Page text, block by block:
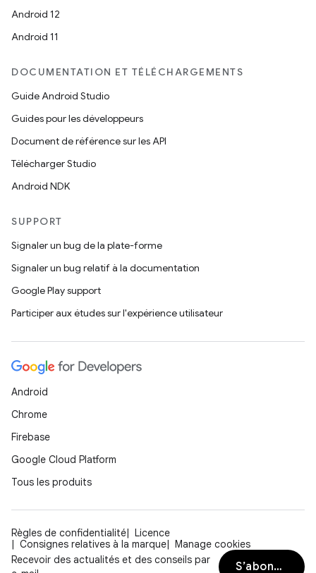
Android 12
Android 11
DOCUMENTATION ET TÉLÉCHARGEMENTS
Guide Android Studio
Guides pour les développeurs
Document de référence sur les API
Télécharger Studio
Android NDK
SUPPORT
Signaler un bug de la plate-forme
Signaler un bug relatif à la documentation
Google Play support
Participer aux études sur l'expérience utilisateur
Android
Chrome
Firebase
Google Cloud Platform
Tous les produits
Règles de confidentialité
Licence
Consignes relatives à la marque
Manage cookies
Recevoir des actualités et des conseils par
S’abonner